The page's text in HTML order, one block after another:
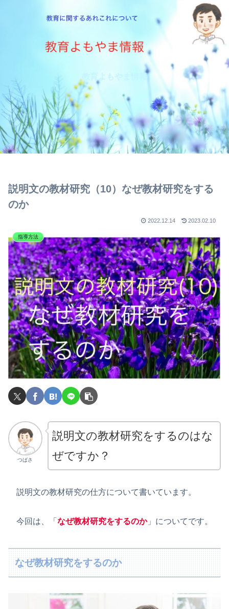
教育よもやま情報
説明文の教材研究（10）なぜ教材研究をする
のか
2022.12.14 2023.02.10
指導方法
つばさ
説明文の教材研究をするのはな
ぜですか？
説明文の教材研究の仕方について書いています。
今回は、「 なぜ教材研究をするのか」についてです。
なぜ教材研究をするのか